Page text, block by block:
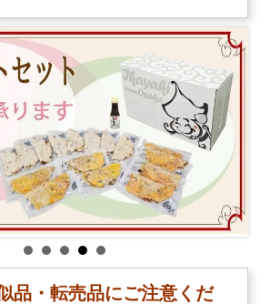
品・転売品にご注意くだ